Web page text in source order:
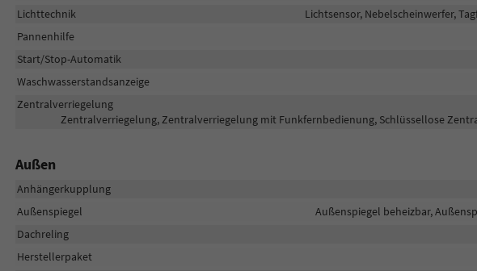
Lichttechnik
Lichtsensor, Nebelscheinwerfer,
Pannenhilfe
Start/Stop-Automatik
Waschwasserstandsanzeige
Zentralverriegelung
Zentralverriegelung, Zentralverriegelung mit Funkfernbedienung, Schlüssellose
Außen
Anhängerkupplung
Außenspiegel
Außenspiegel beheizbar,
Dachreling
Herstellerpaket